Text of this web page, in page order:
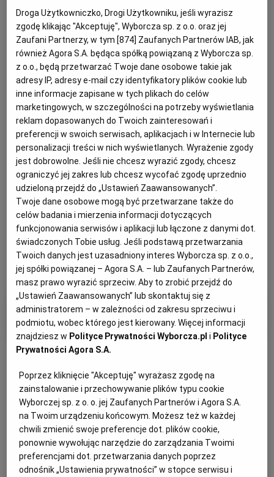
w Krakowie
Wpisujesz w wyszukiwarkę hasła takie jak „syndyk
Kraków”, „komornik Kraków”, „ogłoszenia syndyków i
komorników w Krakowie”? Koniecznie dodaj serwis
komunikaty.pl do ulubionych stron w internecie!
Rozwiń dalej...
Filtry i kategorie
Otrzymuj wiadomości z najnowszymi ogłoszeniami
spełniającymi wybrane przez Ciebie kryteria.
Ustaw alert
Droga Użytkowniczko, Drogi Użytkowniku, jeśli wyrazisz
zgodę klikając "Akceptuję", Wyborcza sp. z o.o. oraz jej
Zaufani Partnerzy, w tym [874] Zaufanych Partnerów IAB, jak
również Agora S.A. będąca spółką powiązaną z Wyborcza sp.
z o.o., będą przetwarzać Twoje dane osobowe takie jak
adresy IP, adresy e-mail czy identyfikatory plików cookie lub
inne informacje zapisane w tych plikach do celów
marketingowych, w szczególności na potrzeby wyświetlania
reklam dopasowanych do Twoich zainteresowań i
preferencji w swoich serwisach, aplikacjach i w Internecie lub
personalizacji treści w nich wyświetlanych. Wyrażenie zgody
jest dobrowolne. Jeśli nie chcesz wyrazić zgody, chcesz
ograniczyć jej zakres lub chcesz wycofać zgodę uprzednio
udzieloną przejdź do „Ustawień Zaawansowanych”.
Twoje dane osobowe mogą być przetwarzane także do
celów badania i mierzenia informacji dotyczących
funkcjonowania serwisów i aplikacji lub łączone z danymi dot.
świadczonych Tobie usług. Jeśli podstawą przetwarzania
Twoich danych jest uzasadniony interes Wyborcza sp. z o.o.,
jej spółki powiązanej – Agora S.A. – lub Zaufanych Partnerów,
masz prawo wyrazić sprzeciw. Aby to zrobić przejdź do
„Ustawień Zaawansowanych” lub skontaktuj się z
administratorem – w zależności od zakresu sprzeciwu i
podmiotu, wobec którego jest kierowany. Więcej informacji
znajdziesz w Polityce Prywatności Wyborcza.pl i Polityce
Prywatności Agora S.A.
Poprzez kliknięcie "Akceptuję" wyrażasz zgodę na
zainstalowanie i przechowywanie plików typu cookie
Wyborczej sp. z o. o. jej Zaufanych Partnerów i Agora S.A.
na Twoim urządzeniu końcowym. Możesz też w każdej
chwili zmienić swoje preferencje dot. plików cookie,
ponownie wywołując narzędzie do zarządzania Twoimi
preferencjami dot. przetwarzania danych poprzez
odnośnik „Ustawienia prywatności” w stopce serwisu i